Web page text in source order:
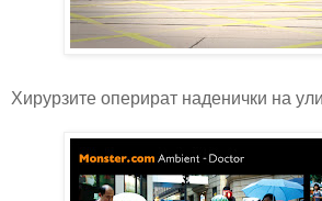
Хирурзите оперират наденички на